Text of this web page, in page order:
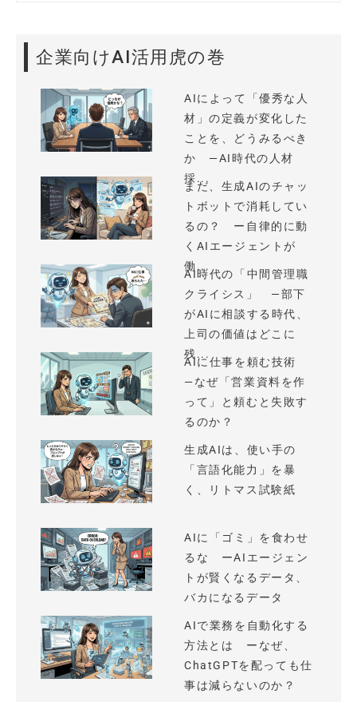
企業向けAI活用虎の巻
AIによって「優秀な人
材」の定義が変化した
ことを、どうみるべき
か —AI時代の人材
採...
まだ、生成AIのチャッ
トボットで消耗してい
るの？ ー自律的に動
くAIエージェントが
働...
AI時代の「中間管理職
クライシス」 —部下
がAIに相談する時代、
上司の価値はどこに
残...
AIに仕事を頼む技術
—なぜ「営業資料を作
って」と頼むと失敗す
るのか？
生成AIは、使い手の
「言語化能力」を暴
く、リトマス試験紙
AIに「ゴミ」を食わせ
るな ーAIエージェン
トが賢くなるデータ、
バカになるデータ
AIで業務を自動化する
方法とは ーなぜ、
ChatGPTを配っても仕
事は減らないのか？